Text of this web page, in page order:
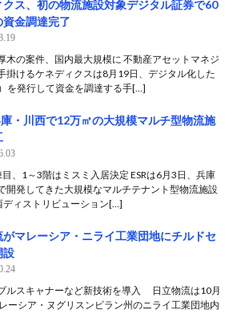
クス、初の物流施設対象デジタル証券で60
金調達完了
木の案件、国内最大規模に 不動産アセットマネジ
掛けるケネディクスは8月19日、デジタル化した
を発行して資金を調達する手[…]
庫・川西で12万㎡の大規模マルチ型物流施
、1～3階はミスミ入居決定 ESRは6月3日、兵庫
開発してきた大規模なマルチテナント型物流施設
ディストリビューション[…]
がマレーシア・ニライ工業団地にチルドセ
設
ルスキャナーなど新技術を導入 日立物流は10月
ーシア・ヌグリスンビラン州のニライ工業団地内